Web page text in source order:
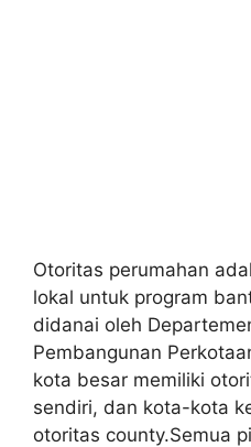
Otoritas perumahan
lokal untuk program
didanai oleh
Pembangunan
kota besar memiliki
sendiri, dan kota-kota
otoritas county.Semua